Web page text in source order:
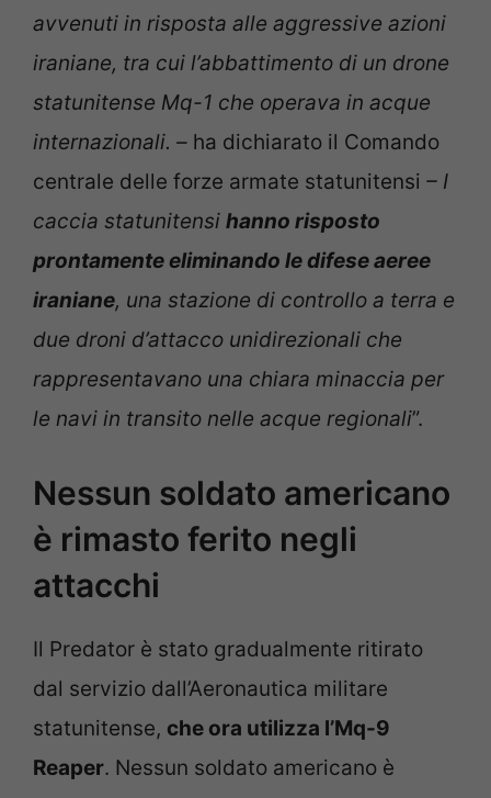
avvenuti in risposta alle aggressive azioni
iraniane, tra cui l’abbattimento di un drone
statunitense Mq-1 che operava in acque
internazionali. – ha dichiarato il Comando
centrale delle forze armate statunitensi – I
caccia statunitensi hanno risposto
prontamente eliminando le difese aeree
iraniane, una stazione di controllo a terra e
due droni d’attacco unidirezionali che
rappresentavano una chiara minaccia per
le navi in transito nelle acque regionali”.
Nessun soldato americano
è rimasto ferito negli
attacchi
Il Predator è stato gradualmente ritirato
dal servizio dall’Aeronautica militare
statunitense, che ora utilizza l’Mq-9
Reaper. Nessun soldato americano è